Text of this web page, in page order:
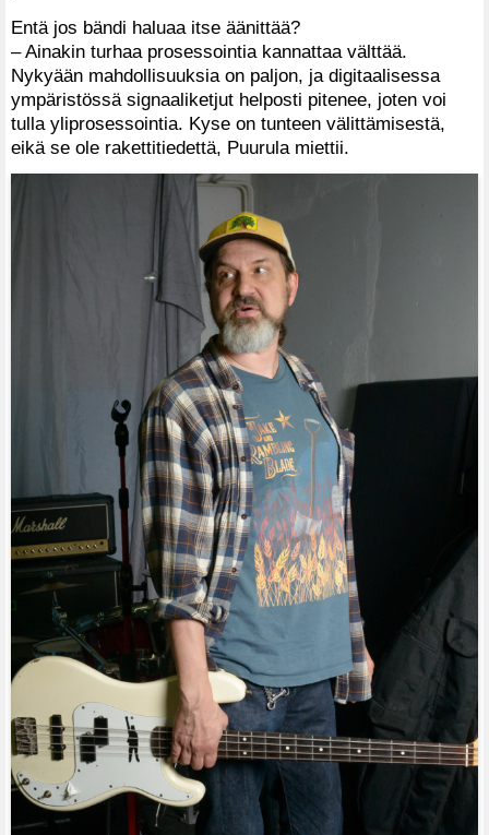
Entä jos bändi haluaa itse äänittää?
– Ainakin turhaa prosessointia kannattaa välttää.
Nykyään mahdollisuuksia on paljon, ja digitaalisessa
ympäristössä signaaliketjut helposti pitenee, joten voi
tulla yliprosessointia. Kyse on tunteen välittämisestä,
eikä se ole rakettitiedettä, Puurula miettii.